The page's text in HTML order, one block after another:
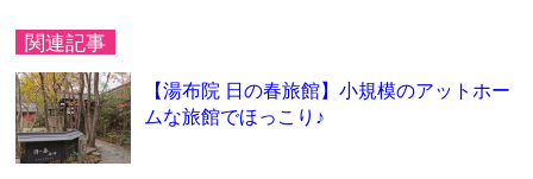
関連記事
【湯布院 日の春旅館】小規模のアットホー
ムな旅館でほっこり♪